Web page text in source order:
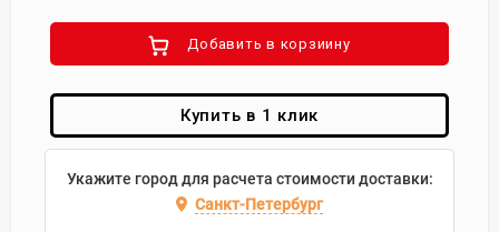
Добавить в корзиину
Купить в 1 клик
Укажите город для расчета стоимости доставки:
Санкт-Петербург